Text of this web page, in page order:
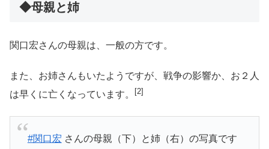
◆母親と姉
関口宏さんの母親は、一般の方です。
また、お姉さんもいたようですが、戦争の影響か、お２人
は早くに亡くなっています。
[2]
#関口宏 さんの母親（下）と姉（右）の写真です